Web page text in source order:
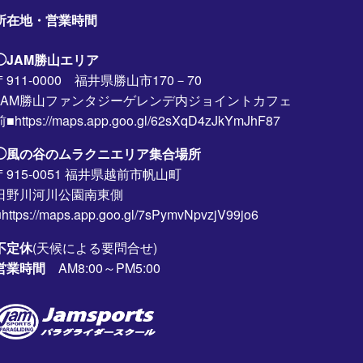
在地・営業時間
勝山エリア
911-0000 福井県勝山市170－70
勝山ファンタジーゲレンデ内ジョイントカフェ
■https://maps.app.goo.gl/62sXqD4zJkYmJhF87
の谷のムラクニエリア集合場所
915-0051 福井県越前市帆山町
野川河川公園南東側
maps.app.goo.gl/7sPymvNpvzjV99jo6
定休(天候による要問合せ)
業時間 AM8:00～PM5:00